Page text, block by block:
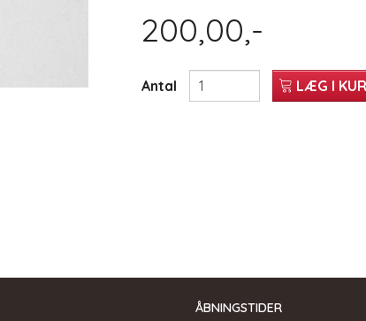
200,00,-
Antal LÆG I
ÅBNINGSTIDER